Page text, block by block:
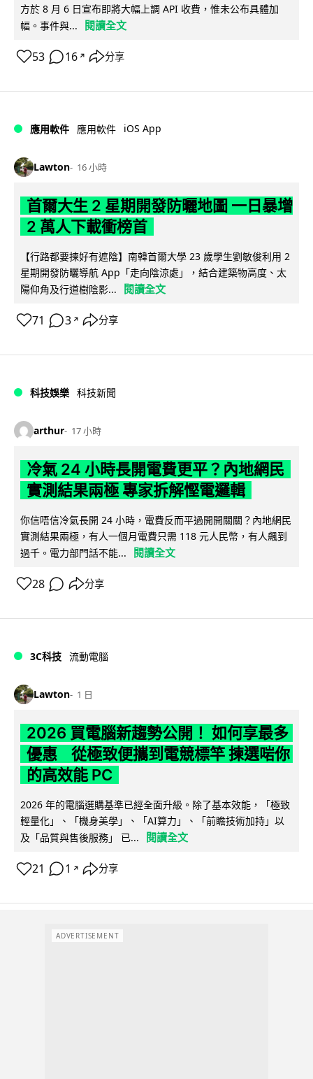
方於 8 月 6 日宣布即將大幅上調 API 收費，惟未公布具體加
幅。事件與...
閱讀全文
53 16 ↗ 分享
應用軟件 應用軟件 iOS App
Lawton 16 小時
首爾大生 2 星期開發防曬地圖 一日暴增
2 萬人下載衝榜首
【行路都要揀好有遮陰】南韓首爾大學 23 歲學生劉敏俊利用 2
星期開發防曬導航 App「走向陰涼處」，結合建築物高度、太
陽仰角及行道樹陰影...
閱讀全文
71 3 ↗ 分享
科技娛樂 科技新聞
arthur 17 小時
冷氣 24 小時長開電費更平？內地網民
實測結果兩極 專家拆解慳電邏輯
你信唔信冷氣長開 24 小時，電費反而平過開開關關？內地網民
實測結果兩極，有人一個月電費只需 118 元人民幣，有人飆到
過千。電力部門話不能...
閱讀全文
28 分享
3C科技 流動電腦
Lawton 1 日
2026 買電腦新趨勢公開！ 如何享最多
優惠 從極致便攜到電競標竿 揀選啱你
的高效能 PC
2026 年的電腦選購基準已經全面升級。除了基本效能，「極致
輕量化」、「機身美學」、「AI算力」、「前瞻技術加持」以
及「品質與售後服務」 已...
閱讀全文
21 1 ↗ 分享
ADVERTISEMENT